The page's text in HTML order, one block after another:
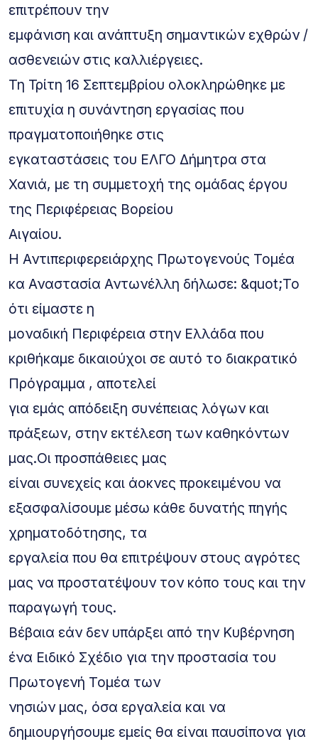
επιτρέπουν την
εμφάνιση και ανάπτυξη σημαντικών εχθρών /
ασθενειών στις καλλιέργειες.
Τη Τρίτη 16 Σεπτεμβρίου ολοκληρώθηκε με
επιτυχία η συνάντηση εργασίας που
πραγματοποιήθηκε στις
εγκαταστάσεις του ΕΛΓΟ Δήμητρα στα
Χανιά, με τη συμμετοχή της ομάδας έργου
της Περιφέρειας Βορείου
Αιγαίου.
Η Αντιπεριφερειάρχης Πρωτογενούς Τομέα
κα Αναστασία Αντωνέλλη δήλωσε: &quot;Το
ότι είμαστε η
μοναδική Περιφέρεια στην Ελλάδα που
κριθήκαμε δικαιούχοι σε αυτό το διακρατικό
Πρόγραμμα , αποτελεί
για εμάς απόδειξη συνέπειας λόγων και
πράξεων, στην εκτέλεση των καθηκόντων
μας.Οι προσπάθειες μας
είναι συνεχείς και άοκνες προκειμένου να
εξασφαλίσουμε μέσω κάθε δυνατής πηγής
χρηματοδότησης, τα
εργαλεία που θα επιτρέψουν στους αγρότες
μας να προστατέψουν τον κόπο τους και την
παραγωγή τους.
Βέβαια εάν δεν υπάρξει από την Κυβέρνηση
ένα Ειδικό Σχέδιο για την προστασία του
Πρωτογενή Τομέα των
νησιών μας, όσα εργαλεία και να
δημιουργήσουμε εμείς θα είναι παυσίπονα για